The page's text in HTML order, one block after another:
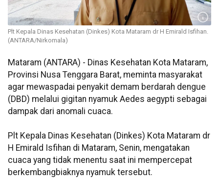
Plt Kepala Dinas Kesehatan (Dinkes) Kota Mataram dr H Emirald Isfihan.
(ANTARA/Nirkomala)
Mataram (ANTARA) - Dinas Kesehatan Kota Mataram,
Provinsi Nusa Tenggara Barat, meminta masyarakat
agar mewaspadai penyakit demam berdarah dengue
(DBD) melalui gigitan nyamuk Aedes aegypti sebagai
dampak dari anomali cuaca.
Plt Kepala Dinas Kesehatan (Dinkes) Kota Mataram dr
H Emirald Isfihan di Mataram, Senin, mengatakan
cuaca yang tidak menentu saat ini mempercepat
berkembangbiaknya nyamuk tersebut.